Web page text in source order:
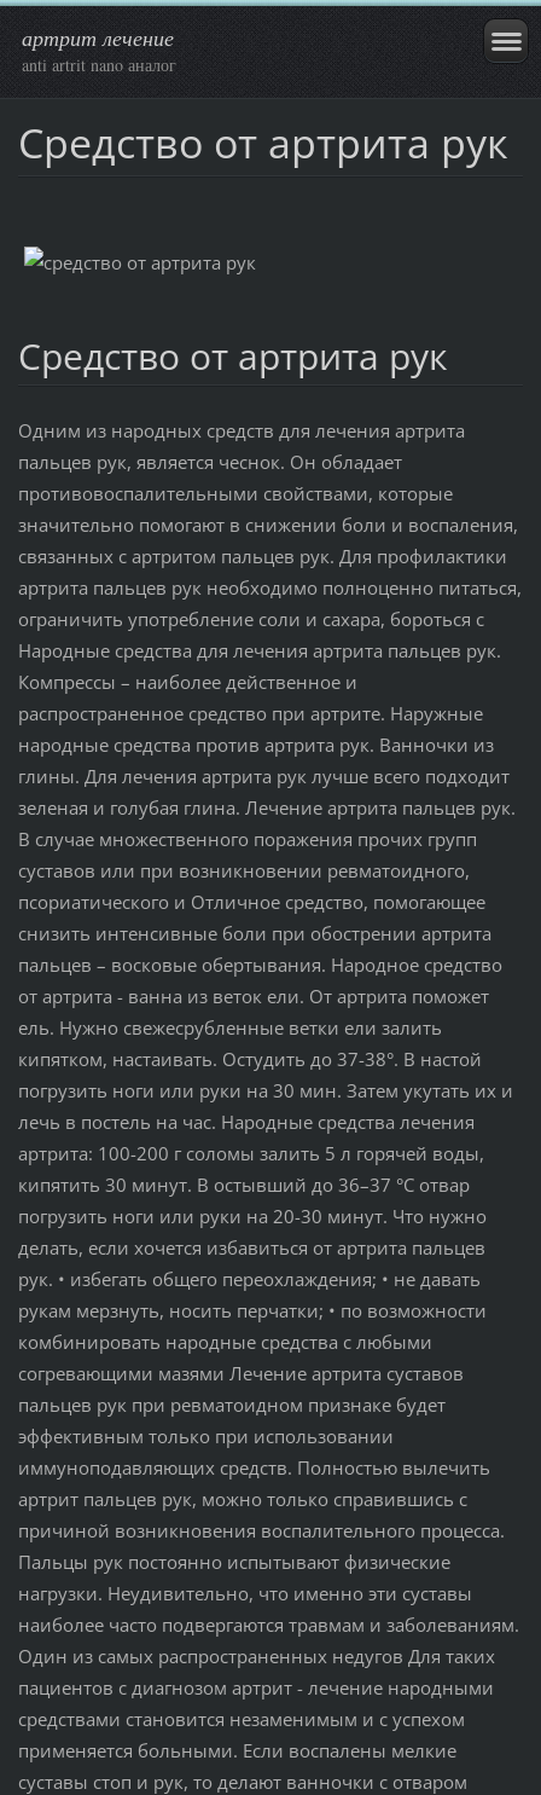
артрит лечение
anti artrit nano аналог
Средство от артрита рук
Средство от артрита рук
Одним из народных средств для лечения артрита
пальцев рук, является чеснок. Он обладает
противовоспалительными свойствами, которые
значительно помогают в снижении боли и воспаления,
связанных с артритом пальцев рук. Для профилактики
артрита пальцев рук необходимо полноценно питаться,
ограничить употребление соли и сахара, бороться с
Народные средства для лечения артрита пальцев рук.
Компрессы – наиболее действенное и
распространенное средство при артрите. Наружные
народные средства против артрита рук. Ванночки из
глины. Для лечения артрита рук лучше всего подходит
зеленая и голубая глина. Лечение артрита пальцев рук.
В случае множественного поражения прочих групп
суставов или при возникновении ревматоидного,
псориатического и Отличное средство, помогающее
снизить интенсивные боли при обострении артрита
пальцев – восковые обертывания. Народное средство
от артрита - ванна из веток ели. От артрита поможет
ель. Нужно свежесрубленные ветки ели залить
кипятком, настаивать. Остудить до 37-38°. В настой
погрузить ноги или руки на 30 мин. Затем укутать их и
лечь в постель на час. Народные средства лечения
артрита: 100-200 г соломы залить 5 л горячей воды,
кипятить 30 минут. В остывший до 36–37 °С отвар
погрузить ноги или руки на 20-30 минут. Что нужно
делать, если хочется избавиться от артрита пальцев
рук. • избегать общего переохлаждения; • не давать
рукам мерзнуть, носить перчатки; • по возможности
комбинировать народные средства с любыми
согревающими мазями Лечение артрита суставов
пальцев рук при ревматоидном признаке будет
эффективным только при использовании
иммуноподавляющих средств. Полностью вылечить
артрит пальцев рук, можно только справившись с
причиной возникновения воспалительного процесса.
Пальцы рук постоянно испытывают физические
нагрузки. Неудивительно, что именно эти суставы
наиболее часто подвергаются травмам и заболеваниям.
Один из самых распространенных недугов Для таких
пациентов с диагнозом артрит - лечение народными
средствами становится незаменимым и с успехом
применяется больными. Если воспалены мелкие
суставы стоп и рук, то делают ванночки с отваром